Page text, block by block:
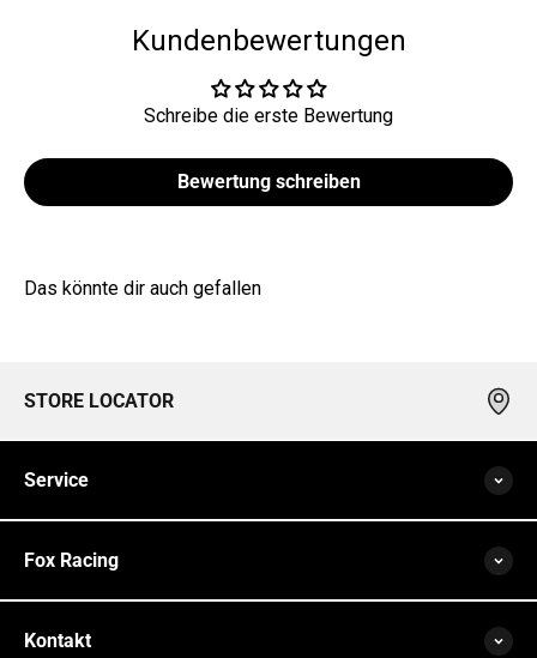
Kundenbewertungen
Schreibe die erste Bewertung
Bewertung schreiben
Das könnte dir auch gefallen
STORE LOCATOR
Service
Fox Racing
Kontakt